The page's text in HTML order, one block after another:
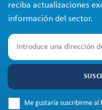
reciba actualizaciones
información del sector.
Me gustaría suscribirme